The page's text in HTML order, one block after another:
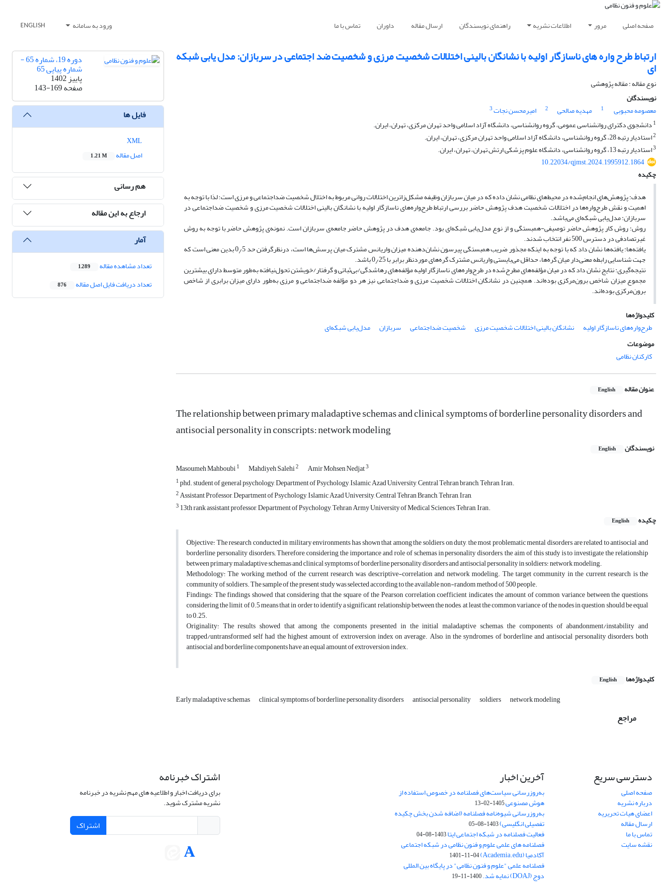
صفحه اصلی مرور اطلاعات نشریه راهنمای نویسندگان ارسال مقاله داوران تماس با ما ورود به سامانه ENGLISH
ارتباط طرح واره های ناسازگار اولیه با نشانگان بالینی اختلالات شخصیت مرزی و شخصیت ضد اجتماعی در سربازان: مدل یابی شبکه
ای
نوع مقاله : مقاله پژوهشی
نویسندگان
معصومه محبوبی
1 مهدیه صالحی 2 امیرمحسن نجات3
1 دانشجوی دکترای روانشناسی عمومی، گروه روانشناسى، دانشگاه آزاد اسلامی واحد تهران مرکزی، تهران، ایران.
2استادیار رتبه 28، گروه روانشناسى، دانشگاه آزاد اسلامی واحد تهران مرکزی، تهران، ایران.
3استادیار رتبه 13، گروه روانشناسی، دانشگاه علوم پزشکی ارتش تهران، تهران، ایران.
10.22034/qjmst.2024.1995912.1864
چکیده
هدف: پژوهش‌های انجام‌شده در محیط‌های نظامی نشان داده که در میان سربازان وظیفه مشکل‌زاترین اختلالات روانی مربوط به اختلال شخصیت ضداجتماعی و مرزی است؛ لذا با توجه به
اهمیت و نقش طرح‌واره‌ها در اختلالات شخصیت هدف پژوهش حاضر بررسی ارتباط طرح‌واره‌های ناسازگار اولیه با نشانگان بالینی اختلالات شخصیت مرزی و شخصیت ضداجتماعی در
سربازان: مدل‌یابی شبکه‌ای می‌باشد.
روش: روش کار پژوهش حاضر توصیفی-همبستگی و از نوع مدل‌یابی شبکه‌ای بود. جامعه‌ی هدف در پژوهش حاضر جامعه‌ی سربازان است. نمونه‌ی پژوهش حاضر با توجه به روش
غیرتصادفی در دسترس 500 نفر انتخاب شدند.
یافته‌ها: یافته‌ها نشان داد که با توجه به اینکه مجذور ضریب همبستگی پیرسون نشان‌دهنده میزان واریانس مشترک میان پرسش‌ها است، درنظرگرفتن حد 0٫5 بدین معنی است که
جهت شناسایی رابطه معنی‌دار میان گره‌ها، حداقل می‌بایستی واریانس مشترک گره‌های موردنظر برابر با 0٫25 باشد.
نتیجه‌گیری: نتایج نشان داد که در میان مؤلفه‌های مطرح‌شده در طرح‌واره‌های ناسازگار اولیه مؤلفه‌های رهاشدگی/بی‌ثباتی و گرفتار/خویشتن تحول‌نیافته به‌طور متوسط دارای بیشترین
مجموع میزان شاخص برون‌‌مرکزی بوده‌اند. همچنین در نشانگان اختلالات شخصیت مرزی و ضداجتماعی نیز هر دو مؤلفه ضداجتماعی و مرزی به‌طور دارای میزان برابری از شاخص
برون‌‌مرکزی بوده‌اند.
کلیدواژه‌ها
طرح‌واره‌های ناسازگار اولیه
نشانگان بالینی اختلالات شخصیت مرزی شخصیت ضداجتماعی سربازان
مدل‌یابی شبکه‌ای
موضوعات
کارکنان نظامی
عنوان مقاله English
The relationship between primary maladaptive schemas and clinical symptoms of borderline personality disorders and
antisocial personality in conscripts: network modeling
نویسندگان English
Masoumeh Mahboubi1 Mahdiyeh Salehi2 Amir Mohsen Nedjat3
1phd. student of general psychology, Department of Psychology, Islamic Azad University, Central Tehran branch, Tehran, Iran.
2Assistant Professor, Department of Psychology, Islamic Azad University, Central Tehran Branch, Tehran, Iran,
3 13th rank assistant professor, Department of Psychology, Tehran Army University of Medical Sciences, Tehran, Iran.
چکیده
English
Objective: The research conducted in military environments has shown that among the soldiers on duty, the most problematic mental disorders are related to antisocial and
borderline personality disorders; Therefore, considering the importance and role of schemas in personality disorders, the aim of this study is to investigate the relationship
between primary maladaptive schemas and clinical symptoms of borderline personality disorders and antisocial personality in soldiers: network modeling.
Methodology: The working method of the current research was descriptive-correlation and network modeling. The target community in the current research is the
community of soldiers. The sample of the present study was selected according to the available non-random method of 500 people.
Findings: The findings showed that considering that the square of the Pearson correlation coefficient indicates the amount of common variance between the questions,
considering the limit of 0.5 means that in order to identify a significant relationship between the nodes, at least the common variance of the nodes in question should be equal
to 0.25.
Originality: The results showed that among the components presented in the initial maladaptive schemas, the components of abandonment/instability and
trapped/untransformed self had the highest amount of extroversion index on average. Also, in the syndromes of borderline and antisocial personality disorders, both
antisocial and borderline components have an equal amount of extroversion index.
کلیدواژه‌ها English
Early maladaptive schemas clinical symptoms of borderline personality disorders antisocial personality soldiers network modeling
مراجع
دوره 19، شماره 65 -
شماره پیاپی 65
پاییز 1402
صفحه143-169
فایل ها
اصل مقاله
1.21 M
هم رسانی
ارجاع به این مقاله
آمار
تعداد مشاهده مقاله 1,289
تعداد دریافت فایل اصل مقاله 876
دسترسی سریع
صفحه اصلی
درباره نشریه
اعضای هیات تحریریه
ارسال مقاله
تماس با ما
نقشه سایت
آخرین اخبار
به‌روزرسانی سیاست‌های فصلنامه در خصوص استفاده از
هوش مصنوعی1405-02-13
به‌روزرسانی شیوه‌نامه فصلنامه (اضافه شدن بخش چکیده
تفصیلی انگلیسی)1403-08-05
فعالیت فصلنامه در شبکه اجتماعی ایتا1403-08-04
فصلنامه های علمی علوم و فنون نظامی در شبکه اجتماعی
آکادمیا (Academia.edu) 1401-11-04
فصلنامه علمی "علوم و فنون نظامی" در پایگاه بین المللی
دوج (DOAJ) نمایه شد. 1400-11-19
اشتراک خبرنامه
برای دریافت اخبار و اطلاعیه های مهم نشریه در خبرنامه
نشریه مشترک شوید.
اشتراک